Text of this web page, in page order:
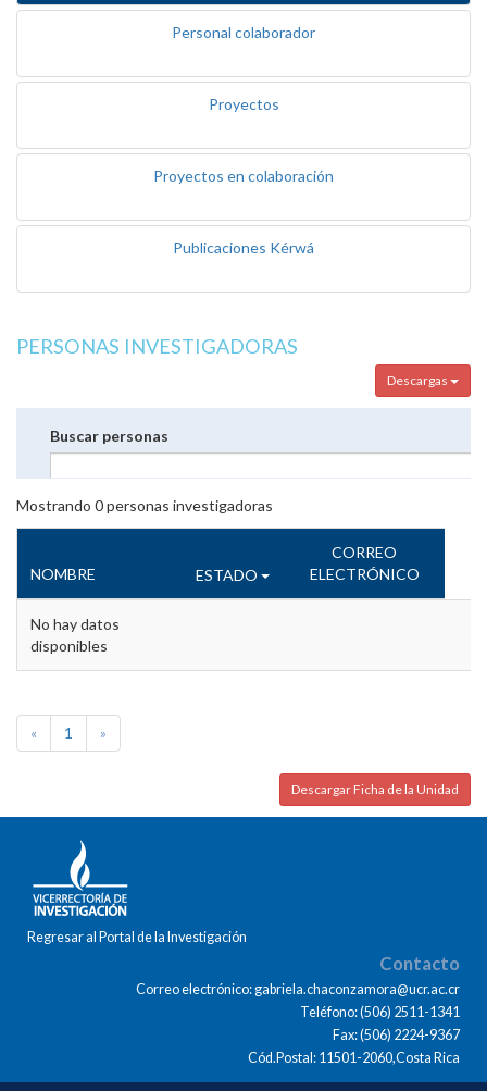
Personal colaborador
Proyectos
Proyectos en colaboración
Publicaciones Kérwá
PERSONAS INVESTIGADORAS
Descargas
Buscar personas
Mostrando 0personas investigadoras
NOMBRE ESTADO
CORREO
ELECTRÓNICO
No hay datos
disponibles
« 1 »
Descargar Ficha de la Unidad
Regresar al Portal de la Investigación
Contacto
Correo electrónico: gabriela.chaconzamora@ucr.ac.cr
Teléfono: (506) 2511-1341
Fax: (506) 2224-9367
Cód.Postal: 11501-2060,Costa Rica